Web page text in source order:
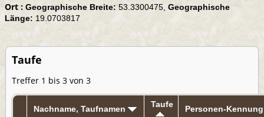
Ort : Geographische Breite: 53.3300475, Geographische
Länge: 19.0703817
Taufe
Treffer 1 bis 3 von 3
Nachname, Taufnamen Taufe Personen-Kennung